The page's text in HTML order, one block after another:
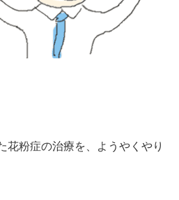
花粉症の治療を、ようやくやり